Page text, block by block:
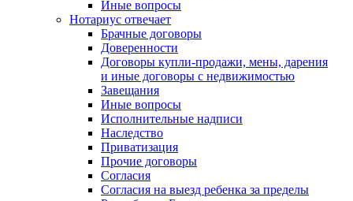
Иные вопросы
Нотариус отвечает
Брачные договоры
Доверенности
Договоры купли-продажи, мены, дарения
и иные договоры с недвижимостью
Завещания
Иные вопросы
Исполнительные надписи
Наследство
Приватизация
Прочие договоры
Согласия
Согласия на выезд ребенка за пределы